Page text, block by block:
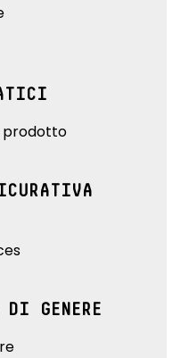
prodotto
GENERE